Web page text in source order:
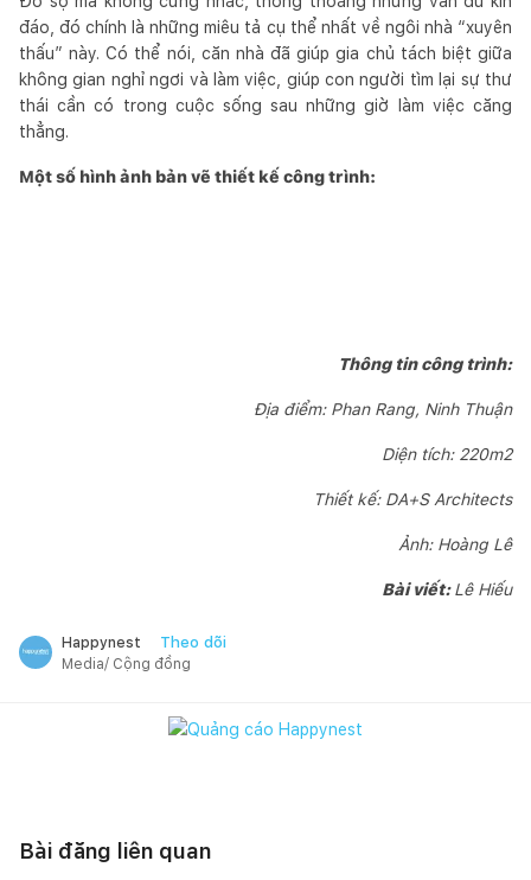
đáo, đó chính là những miêu tả cụ thể nhất về ngôi nhà “xuyên
thấu” này. Có thể nói, căn nhà đã giúp gia chủ tách biệt giữa
không gian nghỉ ngơi và làm việc, giúp con người tìm lại sự thư
thái cần có trong cuộc sống sau những giờ làm việc căng
thẳng.
Một số hình ảnh bản vẽ thiết kế công trình:
Thông tin công trình:
Địa điểm: Phan Rang, Ninh Thuận
Diện tích: 220m2
Thiết kế: DA+S Architects
Ảnh: Hoàng Lê
Bài viết:Lê Hiếu
Happynest Theo dõi
Media/ Cộng đồng
Bài đăng liên quan